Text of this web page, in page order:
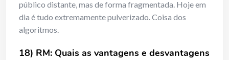
público distante, mas de forma fragmentada. Hoje em
dia é tudo extremamente pulverizado. Coisa dos
algoritmos.
18) RM: Quais as vantagens e desvantagens